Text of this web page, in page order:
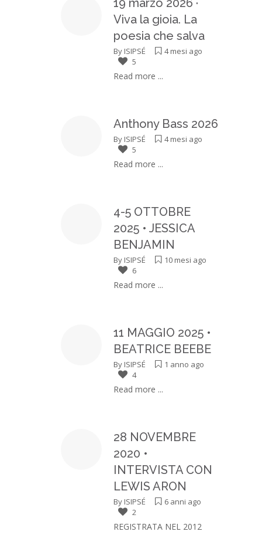
19 marzo 2026 ·
Viva la gioia. La
poesia che salva
By ISIPSÉ
4 mesi ago
5
Read more ...
Anthony Bass 2026
By ISIPSÉ
4 mesi ago
5
Read more ...
4-5 OTTOBRE
2025 • JESSICA
BENJAMIN
By ISIPSÉ
10 mesi ago
6
Read more ...
11 MAGGIO 2025 •
BEATRICE BEEBE
By ISIPSÉ
1 anno ago
4
Read more ...
28 NOVEMBRE
2020 •
INTERVISTA CON
LEWIS ARON
By ISIPSÉ
6 anni ago
2
REGISTRATA NEL 2012